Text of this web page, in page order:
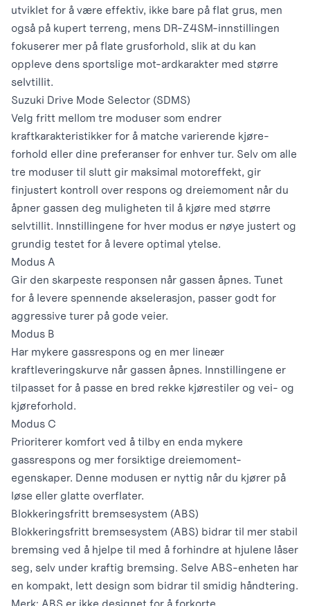
utviklet for å være effektiv, ikke bare på flat grus, men
også på kupert terreng, mens DR-Z4SM-innstillingen
fokuserer mer på flate grusforhold, slik at du kan
oppleve dens sportslige mot-ardkarakter med større
selvtillit.
Suzuki Drive Mode Selector (SDMS)
Velg fritt mellom tre moduser som endrer
kraftkarakteristikker for å matche varierende kjøre-
forhold eller dine preferanser for enhver tur. Selv om alle
tre moduser til slutt gir maksimal motoreffekt, gir
finjustert kontroll over respons og dreiemoment når du
åpner gassen deg muligheten til å kjøre med større
selvtillit. Innstillingene for hver modus er nøye justert og
grundig testet for å levere optimal ytelse.
Modus A
Gir den skarpeste responsen når gassen åpnes. Tunet
for å levere spennende akselerasjon, passer godt for
aggressive turer på gode veier.
Modus B
Har mykere gassrespons og en mer lineær
kraftleveringskurve når gassen åpnes. Innstillingene er
tilpasset for å passe en bred rekke kjørestiler og vei- og
kjøreforhold.
Modus C
Prioriterer komfort ved å tilby en enda mykere
gassrespons og mer forsiktige dreiemoment-
egenskaper. Denne modusen er nyttig når du kjører på
løse eller glatte overflater.
Blokkeringsfritt bremsesystem (ABS)
Blokkeringsfritt bremsesystem (ABS) bidrar til mer stabil
bremsing ved å hjelpe til med å forhindre at hjulene låser
seg, selv under kraftig bremsing. Selve ABS-enheten har
en kompakt, lett design som bidrar til smidig håndtering.